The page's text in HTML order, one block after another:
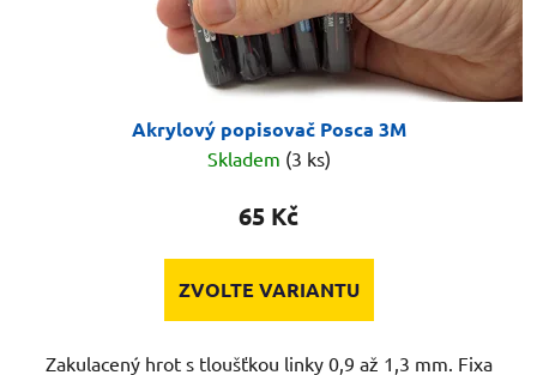
Akrylový popisovač Posca 3M
Skladem (3 ks)
65 Kč
ZVOLTE VARIANTU
Zakulacený hrot s tloušťkou linky 0,9 až 1,3 mm. Fixa